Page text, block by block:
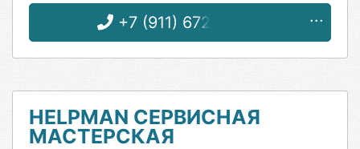
+7 (911) 672-27-35
HELPMAN СЕРВИСНАЯ
МАСТЕРСКАЯ